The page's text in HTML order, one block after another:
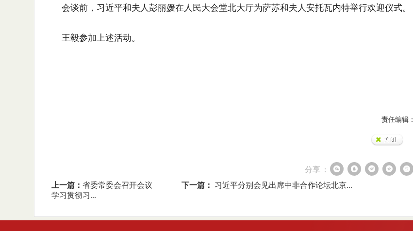
会谈前，习近平和夫人彭丽媛在人民大会堂北大厅为萨苏和夫人安托瓦内特举行欢迎仪式。
王毅参加上述活动。
责任编辑：
分享 :
上一篇： 省委常委会召开会议
学习贯彻习...
下一篇： 习近平分别会见出席中非合作论坛北京...